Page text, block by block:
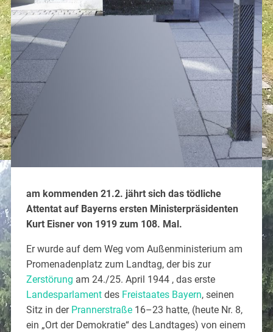
am kommenden 21.2. jährt sich das tödliche
Attentat auf Bayerns ersten Ministerpräsidenten
Kurt Eisner von 1919 zum 108. Mal.
Er wurde auf dem Weg vom Außenministerium am
Promenadenplatz zum Landtag, der bis zur
Zerstörung am 24./25. April 1944 , das erste
Landesparlamentdes Freistaates Bayern, seinen
Sitz in der Prannerstraße16–23 hatte, (heute Nr. 8,
ein „Ort der Demokratie“ des Landtages) von einem